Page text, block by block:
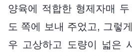
양육에 적합한 형제자매
도 쪽에 보내 주었고, 그렇
우 고상하고 도량이 넓은